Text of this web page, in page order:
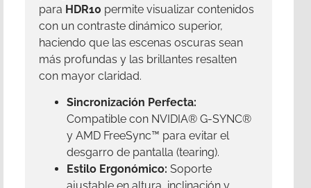
para HDR10 permite visualizar contenidos
con un contraste dinámico superior,
haciendo que las escenas oscuras sean
más profundas y las brillantes resalten
con mayor claridad.
Sincronización Perfecta:
Compatible con NVIDIA® G-SYNC®
y AMD FreeSync™ para evitar el
desgarro de pantalla (tearing).
Estilo Ergonómico: Soporte